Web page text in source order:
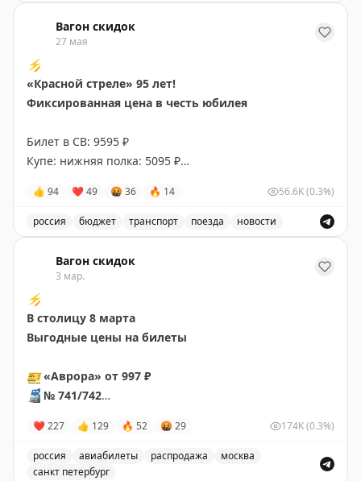
Вагон скидок
27 мая
⚡️
«Красной стреле» 95 лет!
Фиксированная цена в честь юбилея
Билет в СВ: 9595 ₽
Купе: нижняя полка: 5095 ₽
На дату поездки: 9 июня 2026
👍 94 ❤ 49 🤬 36 🔥 14 56.6K(0.3%)
россия бюджет транспорт поезда новости
Вагон скидок
3 мар.
⚡️
В столицу 8 марта
Выгодные цены на билеты
🎫«Аврора» от 997 ₽
🚆 № 741/742
🚆№ 743/744
📍Москва ⇌ Санкт-Петербург
🚆№ 746
❤ 227 👍 129 🔥 52 🤬 29 174K(0.3%)
россия авиабилеты распродажа
москва
санкт петербург